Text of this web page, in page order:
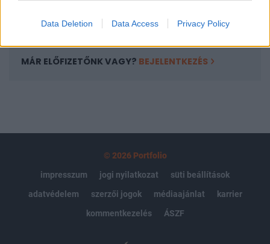
Data Deletion Data Access Privacy Policy
MÁR ELŐFIZETŐNK VAGY? BEJELENTKEZÉS
© 2026 Portfolio
impresszum
jogi nyilatkozat
süti beállítások
adatvédelem
szerzői jogok médiaajánlat
karrier
kommentkezelés
ÁSZF